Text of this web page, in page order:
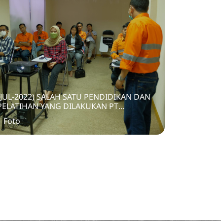
2022) SALAH SATU PENDIDIKAN DAN
YANG DILAKUKAN PT
JAYA TBK BARU - BARU INI
SMART DRIVING COACHING
Foto